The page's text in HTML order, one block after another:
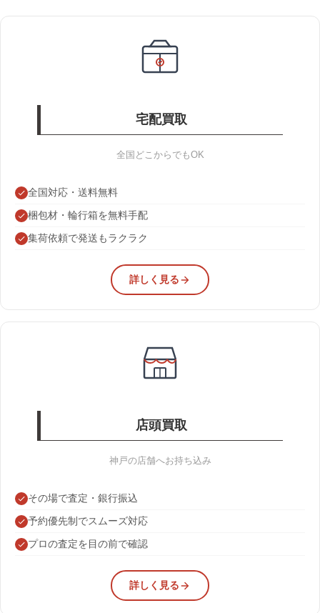
宅配買取
全国どこからでもOK
全国対応・送料無料
梱包材・輪行箱を無料手配
集荷依頼で発送もラクラク
詳しく見る
店頭買取
神戸の店舗へお持ち込み
その場で査定・銀行振込
予約優先制でスムーズ対応
プロの査定を目の前で確認
詳しく見る